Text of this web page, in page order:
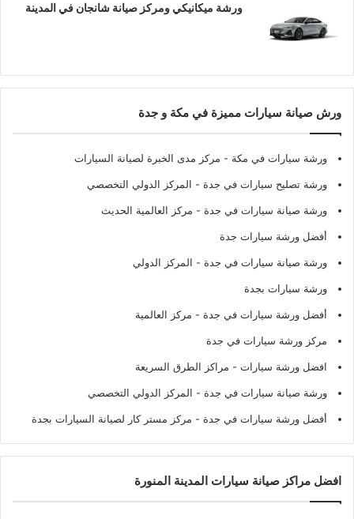
ورشة ميكانيكي ومركز صيانة شانجان في المدينة
ورش صيانة سيارات مميزة في مكة و جدة
ورشة سيارات في مكة - مركز مدى الخبرة لصيانة السيارات
ورشة تصليح سيارات في جدة - المركز الدولي التخصصي
ورشة صيانة سيارات في جدة - مركز العالمية الحديث
أفضل ورشة سيارات جدة
ورشة صيانة سيارات في جدة - المركز الدولي
ورشة سيارات بجدة
أفضل ورشة سيارات في جدة - مركز العالمية
مركز ورشة سيارات في جدة
افضل ورشة سيارات - مراكز الطرق السريعة
ورشة صيانة سيارات في جدة - المركز الدولي التخصصي
أفضل ورشة سيارات في جدة - مركز مستر كار لصيانة السيارات بجدة
افضل مراكز صيانة سيارات المدينة المنورة